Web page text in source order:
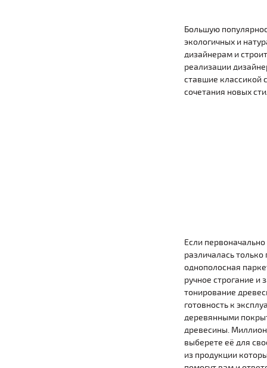
Большую
экологичных и
дизайнерам и
реализации
ставшие классикой
сочетания новых
Если
различалась
однополосная
ручное строгание и
тонирование
готовность к
деревянными
древесины.
выберете её для
из продукции